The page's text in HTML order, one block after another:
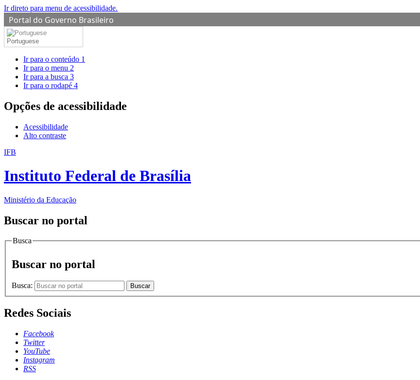
Ir direto para menu de acessibilidade.
Portal do Governo Brasileiro
Portuguese
Ir para o conteúdo 1
Ir para o menu 2
Ir para a busca 3
Ir para o rodapé 4
Opções de acessibilidade
Acessibilidade
Alto contraste
IFB
Instituto Federal de Brasília
Ministério da Educação
Buscar no portal
Busca
Buscar no portal
Busca: Buscar
Redes Sociais
Facebook
Twitter
YouTube
Instagram
RSS